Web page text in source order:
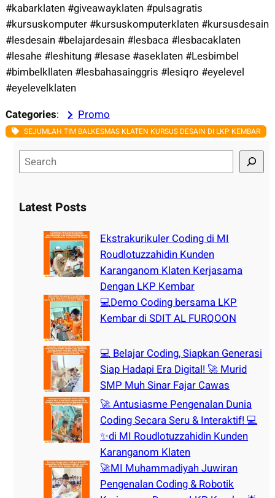
#kabarklaten #giveawayklaten #pulsagratis
#kursuskomputer #kursuskomputerklaten #kursusdesain
#lesdesain #belajardesain #lesbaca #lesbacaklaten
#lesahe #leshitung #lesase #aseklaten #Lesbimbel
#bimbelkllaten #lesbahasainggris #lesiqro #eyelevel
#eyelevelklaten
Categories: Promo
SEJUMLAH TIM BALKESMAS KLATEN KURSUS DESAIN DI LKP KEMBAR
e
rLatest Posts
Ekstrakurikuler Coding di MI
Roudlotuzzahidin Kunden
Karanganom Klaten Kerjasama
Dengan LKP Kembar
💻Demo Coding bersama LKP
Kembar di SDIT AL FURQOON
💻 Belajar Coding, Siapkan Generasi
Siap Hadapi Era Digital! 🚀 Murid
SMP Muh Sinar Fajar Cawas
🚀 Antusiasme Pengenalan Dunia
Coding Secara Seru & Interaktif! 💻
✨di MI Roudlotuzzahidin Kunden
Karanganom Klaten
🚀MI Muhammadiyah Juwiran
Pengenalan Coding & Robotik